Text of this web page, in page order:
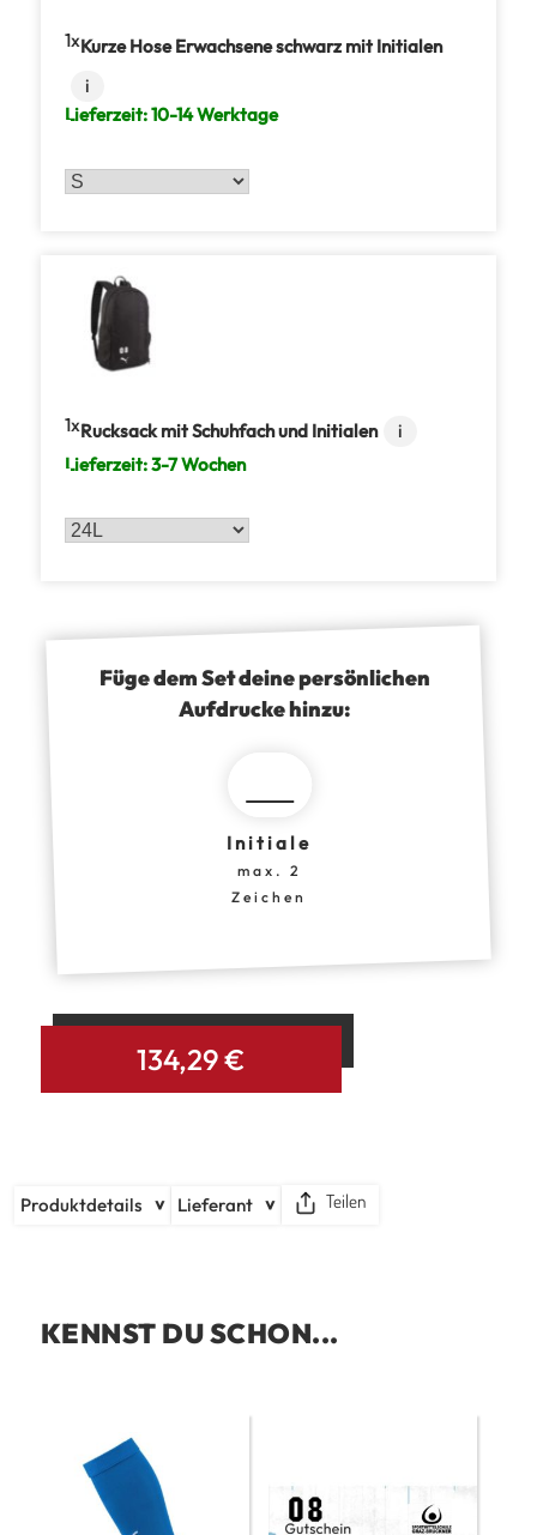
134,29€
1 Kurze Hose Erwachsene schwarz mit Initialen
i
Lieferzeit:10-14 Werktage
1 Rucksack mit Schuhfach und Initialen
i
Lieferzeit:3-7 Wochen
Füge dem Set deine persönlichen
Aufdrucke hinzu:
Initiale
max. 2
Zeichen
Produktdetails Lieferant Teilen
KENNST DU SCHON...